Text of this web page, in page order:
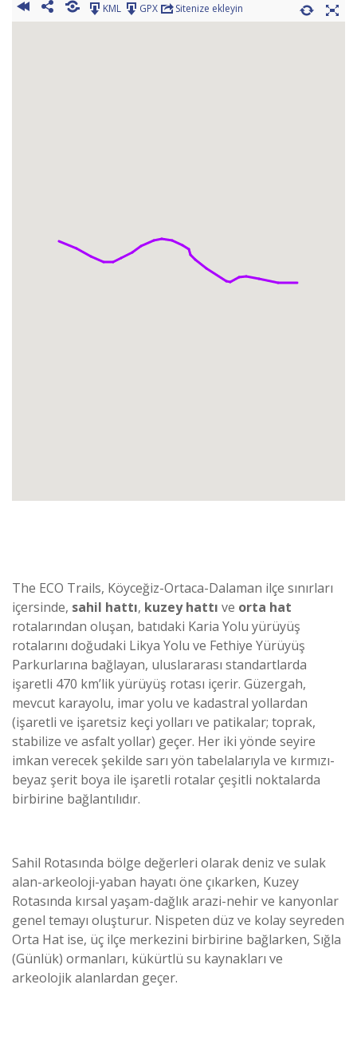
KML GPX Sitenize ekleyin
The ECO Trails, Köyceğiz-Ortaca-Dalaman ilçe sınırları
içersinde, sahil hattı, kuzey hattı ve orta hat
rotalarından oluşan, batıdaki Karia Yolu yürüyüş
rotalarını doğudaki Likya Yolu ve Fethiye Yürüyüş
Parkurlarına bağlayan, uluslararası standartlarda
işaretli 470 km’lik yürüyüş rotası içerir. Güzergah,
mevcut karayolu, imar yolu ve kadastral yollardan
(işaretli ve işaretsiz keçi yolları ve patikalar; toprak,
stabilize ve asfalt yollar) geçer. Her iki yönde seyire
imkan verecek şekilde sarı yön tabelalarıyla ve kırmızı-
beyaz şerit boya ile işaretli rotalar çeşitli noktalarda
birbirine bağlantılıdır.
Sahil Rotasında bölge değerleri olarak deniz ve sulak
alan-arkeoloji-yaban hayatı öne çıkarken, Kuzey
Rotasında kırsal yaşam-dağlık arazi-nehir ve kanyonlar
genel temayı oluşturur. Nispeten düz ve kolay seyreden
Orta Hat ise, üç ilçe merkezini birbirine bağlarken, Sığla
(Günlük) ormanları, kükürtlü su kaynakları ve
arkeolojik alanlardan geçer.